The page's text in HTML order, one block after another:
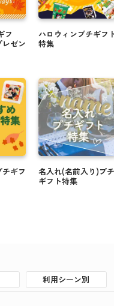
フ
レゼン
ギフ
ハロウィンプチギフ
特集
名入れ(名前入り)プチ
ギフト特集
利用シーン別